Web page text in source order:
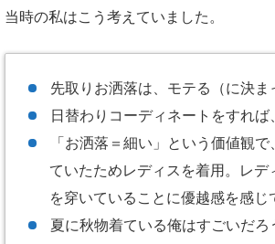
当時の私はこう考えていました。
先取りお洒落は、モテる（に決ま
日替わりコーディネートをすれば
「お洒落＝細い」という価値観
ていたためレディスを着用。レデ
を穿いていることに優越感を感じ
夏に秋物着ている俺はすごいだろ